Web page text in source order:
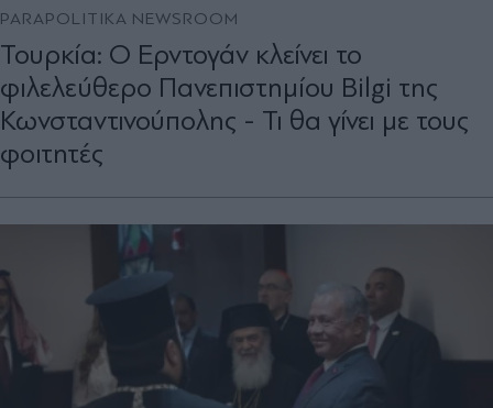
PARAPOLITIKA NEWSROOM
Τουρκία: Ο Ερντογάν κλείνει το
φιλελεύθερο Πανεπιστημίου Bilgi της
Κωνσταντινούπολης - Τι θα γίνει με τους
φοιτητές